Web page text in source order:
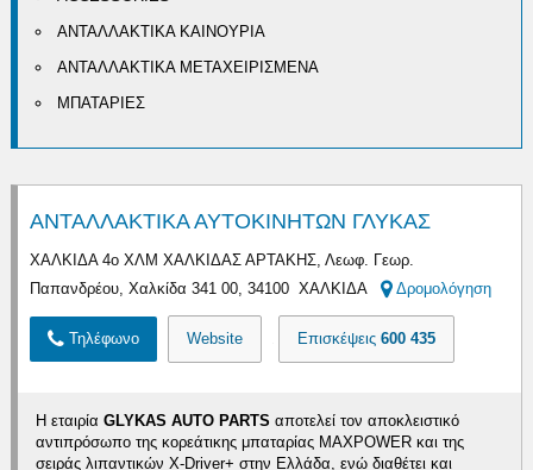
ΑΝΤΑΛΛΑΚΤΙΚΑ ΚΑΙΝΟΥΡΙΑ
ΑΝΤΑΛΛΑΚΤΙΚΑ ΜΕΤΑΧΕΙΡΙΣΜΕΝΑ
ΜΠΑΤΑΡΙΕΣ
ΑΝΤΑΛΛΑΚΤΙΚΑ ΑΥΤΟΚΙΝΗΤΩΝ ΓΛΥΚΑΣ
ΧΑΛΚΙΔΑ 4ο ΧΛΜ ΧΑΛΚΙΔΑΣ ΑΡΤΑΚΗΣ, Λεωφ. Γεωρ.
Παπανδρέου, Χαλκίδα 341 00, 34100 ΧΑΛΚΙΔΑ
Δρομολόγηση
Τηλέφωνο Website Επισκέψεις600 435
Η εταιρία GLYKAS AUTO PARTSαποτελεί τον αποκλειστικό
αντιπρόσωπο της κορεάτικης μπαταρίας MAXPOWER και της
σειράς λιπαντικών X-Driver+ στην Ελλάδα, ενώ διαθέτει και